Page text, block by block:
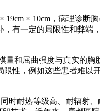
× 10cm，病理诊断
有一定的局限性和弊
和屈曲强度与真实的
性，例如这些患者难
耐热等级高、耐辐射